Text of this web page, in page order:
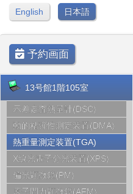
English 日本語
予約画面
13号館1階105室
示差走査熱量計(DSC)
動的粘弾性測定装置(DMA)
熱重量測定装置(TGA)
X線光電子分光装置(XPS)
偏光顕微鏡(PM)
原子間力顕微鏡(AFM)